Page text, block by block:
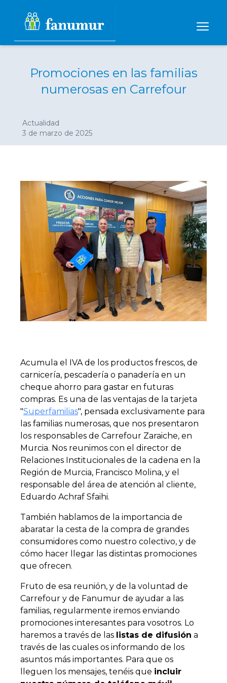
Promociones en las familias
numerosas en Carrefour
Actualidad
3 de marzo de 2025
Acumula el IVA de los productos frescos, de
carnicería, pescadería o panadería en un
cheque ahorro para gastar en futuras
compras. Es una de las ventajas de la tarjeta
"Superfamilias", pensada exclusivamente para
las familias numerosas, que nos presentaron
los responsables de Carrefour Zaraiche, en
Murcia. Nos reunimos con el director de
Relaciones Institucionales de la cadena en la
Región de Murcia, Francisco Molina, y el
responsable del área de atención al cliente,
Eduardo Achraf Sfaihi.
También hablamos de la importancia de
abaratar la cesta de la compra de grandes
consumidores como nuestro colectivo, y de
cómo hacer llegar las distintas promociones
que ofrecen.
Fruto de esa reunión, y de la voluntad de
Carrefour y de Fanumur de ayudar a las
familias, regularmente iremos enviando
promociones interesantes para vosotros. Lo
haremos a través de las listas de difusión a
través de las cuales os informando de los
asuntos más importantes. Para que os
lleguen los mensajes, tenéis que incluir